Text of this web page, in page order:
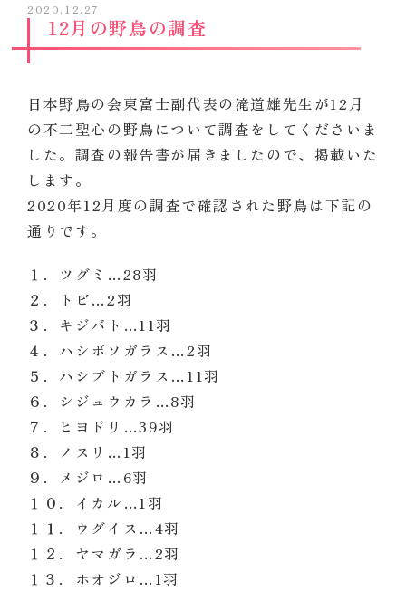
2020.12.27
12月の野鳥の調査
日本野鳥の会東富士副代表の滝道雄先生が12月
の不二聖心の野鳥について調査をしてくださいま
した。調査の報告書が届きましたので、掲載いた
します。
2020年12月度の調査で確認された野鳥は下記の
通りです。
１．ツグミ…28羽
２．トビ…2羽
３．キジバト…11羽
４．ハシボソガラス…2羽
５．ハシブトガラス…11羽
６．シジュウカラ…8羽
７．ヒヨドリ…39羽
８．ノスリ…1羽
９．メジロ…6羽
１０．イカル…1羽
１１．ウグイス…4羽
１２．ヤマガラ…2羽
１３．ホオジロ…1羽